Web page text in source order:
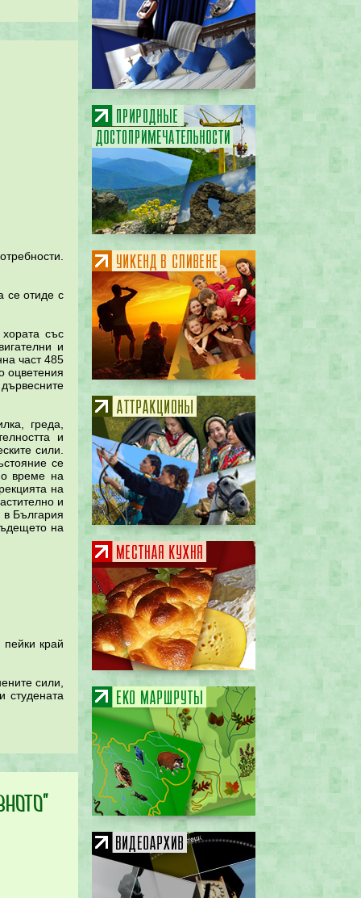
се отиде с
със
и
част 485
оцветения
греда,
и
сили.
се
време на
на
и
в България
на
край
сили,
студената